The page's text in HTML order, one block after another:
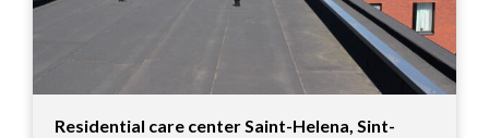
Residential care center Saint-Helena, Sint-